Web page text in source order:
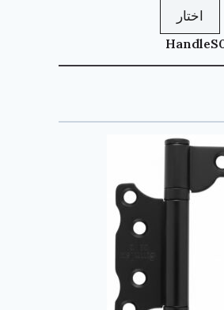
اختار